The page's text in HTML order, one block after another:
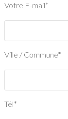
Votre E-mail*
Ville / Commune*
Tél*